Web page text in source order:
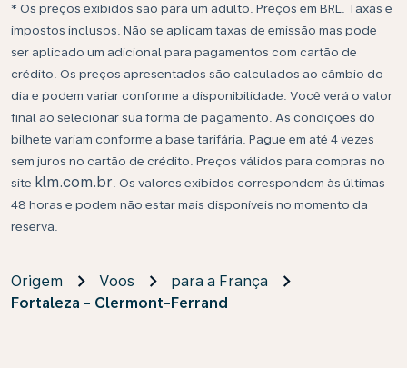
* Os preços exibidos são para um adulto. Preços em BRL. Taxas e
impostos inclusos. Não se aplicam taxas de emissão mas pode
ser aplicado um adicional para pagamentos com cartão de
crédito. Os preços apresentados são calculados ao câmbio do
dia e podem variar conforme a disponibilidade. Você verá o valor
final ao selecionar sua forma de pagamento. As condições do
bilhete variam conforme a base tarifária. Pague em até 4 vezes
sem juros no cartão de crédito. Preços válidos para compras no
site klm.com.br . Os valores exibidos correspondem às últimas
48 horas e podem não estar mais disponíveis no momento da
reserva.
Origem Voos
para a França
Fortaleza - Clermont-Ferrand